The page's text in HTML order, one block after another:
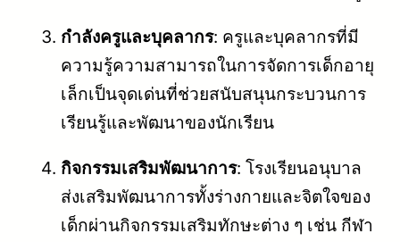
กำลังครูและบุคลากร: ครูและบุคลากรที่มี
ความรู้ความสามารถในการจัดการเด็กอายุ
เล็กเป็นจุดเด่นที่ช่วยสนับสนุนกระบวนการ
เรียนรู้และพัฒนาของนักเรียน
กิจกรรมเสริมพัฒนาการ: โรงเรียนอนุบาล
ส่งเสริมพัฒนาการทั้งร่างกายและจิตใจของ
เด็กผ่านกิจกรรมเสริมทักษะต่าง ๆ เช่น กีฬา